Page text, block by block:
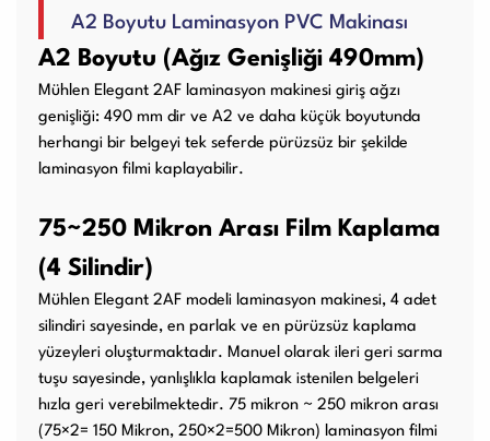
Laminasyon PVC
Makineleri
Ciltleme Makineleri
Giyotin Makineleri Sarf Malzemeleri
Paketleme Dolgu
Makinaları
Diğer Ürünler
Kullanım Kılavuzları
A2 Boyutu Laminasyon PVC Makinası
A2 Boyutu (Ağız Genişliği 490mm)
Mühlen Elegant 2AF laminasyon makinesi giriş ağzı
genişliği: 490 mm dir ve A2 ve daha küçük boyutunda
herhangi bir belgeyi tek seferde pürüzsüz bir şekilde
laminasyon filmi kaplayabilir.
75~250 Mikron Arası Film Kaplama
(4 Silindir)
Mühlen Elegant 2AF modeli laminasyon makinesi, 4 adet
silindiri sayesinde, en parlak ve en pürüzsüz kaplama
yüzeyleri oluşturmaktadır. Manuel olarak ileri geri sarma
tuşu sayesinde, yanlışlıkla kaplamak istenilen belgeleri
hızla geri verebilmektedir. 75 mikron ~ 250 mikron arası
(75×2= 150 Mikron, 250×2=500 Mikron) laminasyon filmi